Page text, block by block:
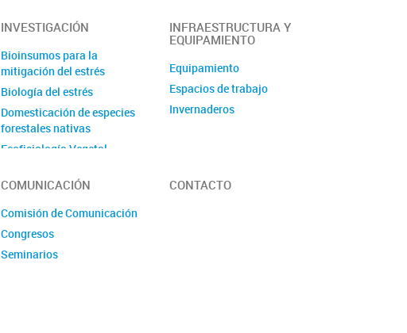
INVESTIGACIÓN
Bioinsumos para la
mitigación del estrés
Biología del estrés
Domesticación de especies
forestales nativas
Ecofisiología Vegetal
Estrés metabólico
Fisiología del estrés
INFRAESTRUCTURA Y
EQUIPAMIENTO
Equipamiento
Espacios de trabajo
Invernaderos
COMUNICACIÓN
Comisión de Comunicación
Congresos
Seminarios
CONTACTO